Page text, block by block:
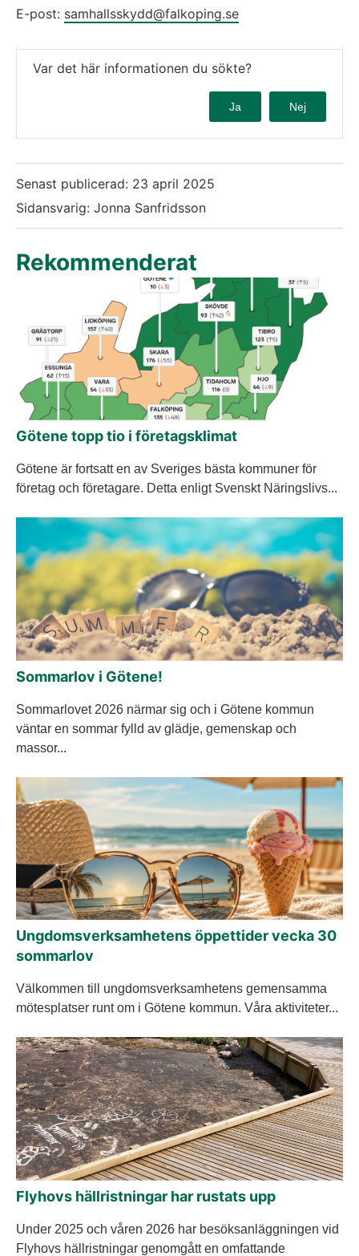
E-post: samhallsskydd@falkoping.se
Var det här informationen du sökte?
Ja Nej
Senast publicerad: 23 april 2025
Sidansvarig: Jonna Sanfridsson
Rekommenderat
Götene topp tio i företagsklimat
Götene är fortsatt en av Sveriges bästa kommuner för
företag och företagare. Detta enligt Svenskt Näringslivs...
Sommarlov i Götene!
Sommarlovet 2026 närmar sig och i Götene kommun
väntar en sommar fylld av glädje, gemenskap och
massor...
Ungdomsverksamhetens öppettider vecka 30
sommarlov
Välkommen till ungdomsverksamhetens gemensamma
mötesplatser runt om i Götene kommun. Våra aktiviteter...
Flyhovs hällristningar har rustats upp
Under 2025 och våren 2026 har besöksanläggningen vid
Flyhovs hällristningar genomgått en omfattande